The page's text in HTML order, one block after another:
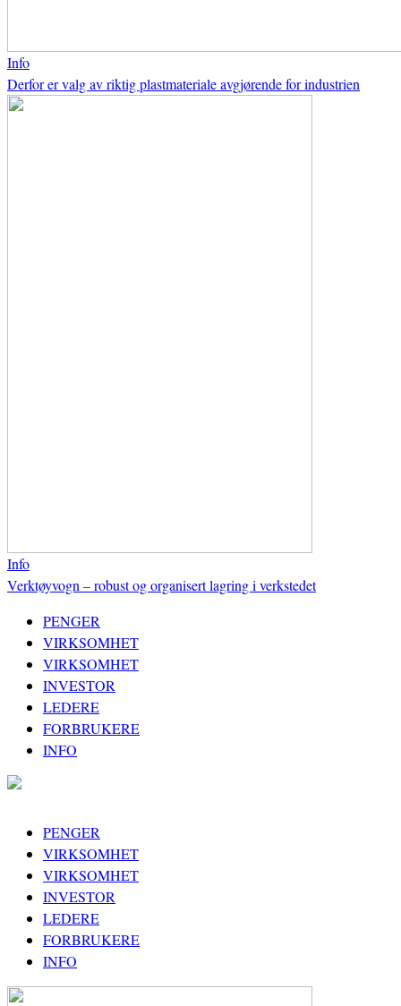
Info
Derfor er valg av riktig plastmateriale avgjørende for industrien
Info
Verktøyvogn – robust og organisert lagring i verkstedet
PENGER
VIRKSOMHET
VIRKSOMHET
INVESTOR
LEDERE
FORBRUKERE
INFO
PENGER
VIRKSOMHET
VIRKSOMHET
INVESTOR
LEDERE
FORBRUKERE
INFO